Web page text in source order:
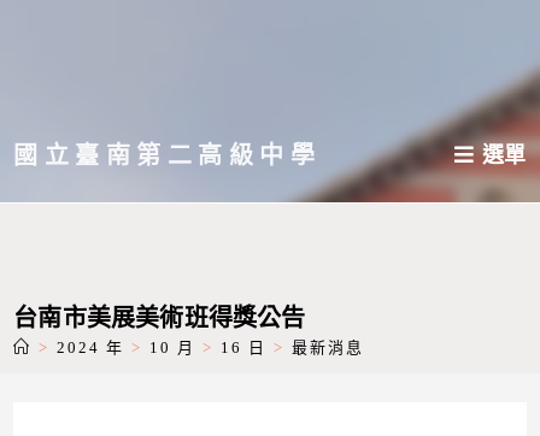
主國立臺南第二高級中學 選單
台南市美展美術班得獎公告
> 2024 年 > 10 月 > 16 日 > 最新消息